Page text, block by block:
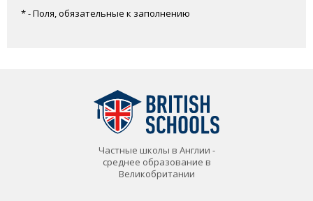
* - Поля, обязательные к заполнению
Частные школы в Англии -
среднее образование в
Великобритании